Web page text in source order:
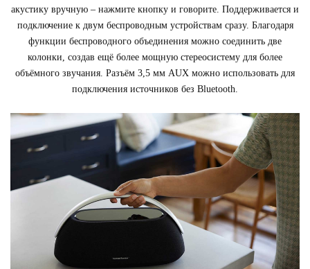
акустику вручную – нажмите кнопку и говорите. Поддерживается и
подключение к двум беспроводным устройствам сразу. Благодаря
функции беспроводного объединения можно соединить две
колонки, создав ещё более мощную стереосистему для более
объёмного звучания. Разъём 3,5 мм AUX можно использовать для
подключения источников без Bluetooth.